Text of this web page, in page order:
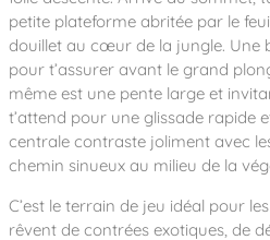
Camping et
L’éco-conception de
La végétalisation des
Nos matériaux
Nos fonctions
Nos sols amortissants
Contact
Les questions
Catalogues
petite plateforme abritée par le
douillet au cœur de la jungle. Une
pour t’assurer avant le grand
même est une pente large et
t’attend pour une glissade rapide
centrale contraste joliment avec
chemin sinueux au milieu de la
C’est le terrain de jeu idéal pour
rêvent de contrées exotiques, de